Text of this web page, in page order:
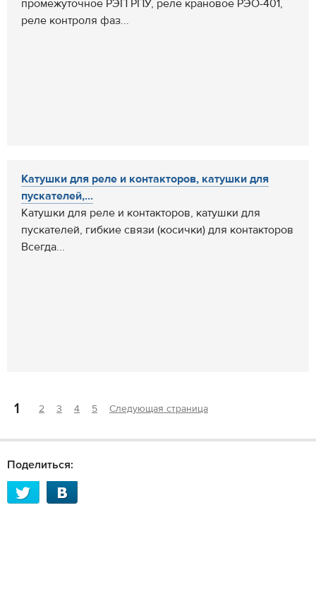
промежуточное РЭП РПУ, реле крановое РЭО-401,
реле контроля фаз...
Катушки для реле и контакторов, катушки для
пускателей,...
Катушки для реле и контакторов, катушки для
пускателей, гибкие связи (косички) для контакторов
Всегда...
1 2 3 4 5 Следующая страница
Поделиться: